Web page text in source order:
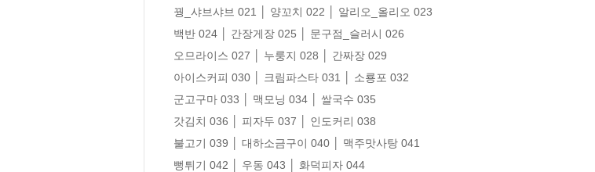
꿩_샤브샤브 021 │ 양꼬치 022 │ 알리오_올리오 023
백반 024 │ 간장게장 025 │ 문구점_슬러시 026
오므라이스 027 │ 누룽지 028 │ 간짜장 029
아이스커피 030 │ 크림파스타 031 │ 소룡포 032
군고구마 033 │ 맥모닝 034 │ 쌀국수 035
갓김치 036 │ 피자두 037 │ 인도커리 038
불고기 039 │ 대하소금구이 040 │ 맥주맛사탕 041
뻥튀기 042 │ 우동 043 │ 화덕피자 044